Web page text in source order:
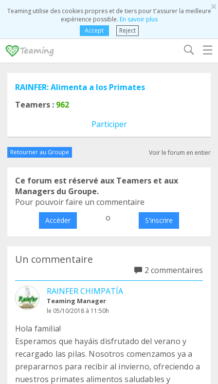
×
Teaming utilise des cookies propres et de tiers pour t'assurer la meilleure
expérience possible. En savoir plus
Accept
Reject
☰
RAINFER: Alimenta a los Primates
Teamers : 962
Participer
Retourner au Groupe Voir le forum en entier
Ce forum est réservé aux Teamers et aux
Managers du Groupe.
Pour pouvoir faire un commentaire
Accéder o S'inscrire
Un commentaire
2 commentaires
RAINFER CHIMPATÍA
Teaming Manager
le 05/10/2018 à 11:50h
Hola familia!
Esperamos que hayáis disfrutado del verano y
recargado las pilas. Nosotros comenzamos ya a
prepararnos para recibir al invierno, ofreciendo a
nuestros primates alimentos saludables y